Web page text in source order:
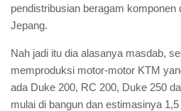
pendistribusian beragam komponen
Jepang.
Nah jadi itu dia alasanya masdab,
memproduksi motor-motor KTM
ada Duke 200, RC 200, Duke 250
mulai di bangun dan estimasinya